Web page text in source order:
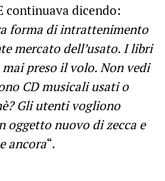
continuava dicendo:
forma di intrattenimento
mercato dell’usato. I libri
preso il volo. Non vedi
CD musicali usati o
Gli utenti vogliono
oggetto nuovo di zecca e
ancora“.